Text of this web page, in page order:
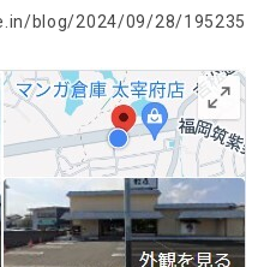
blog/2024/09/28/195235